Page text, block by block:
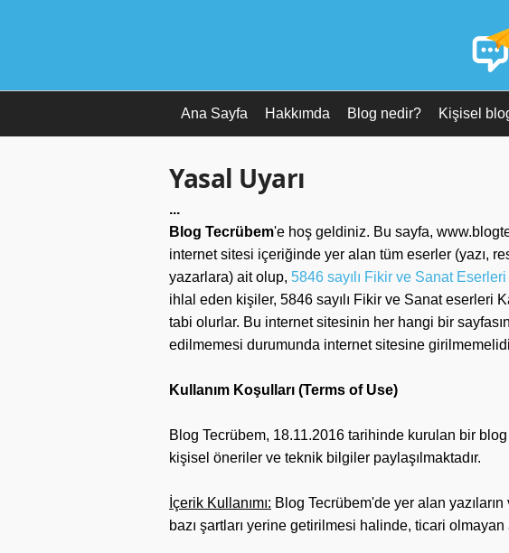
Ana Sayfa Hakkımda Blog nedir? Kişisel
Yasal Uyarı
...
Blog Tecrübem'e hoş geldiniz. Bu sayfa,
internet sitesi içeriğinde yer alan tüm eserler (yazı,
yazarlara) ait olup, 5846 sayılı Fikir ve Sanat
ihlal eden kişiler, 5846 sayılı Fikir ve Sanat eserleri
tabi olurlar. Bu internet sitesinin her hangi bir
edilmemesi durumunda internet sitesine
Kullanım Koşulları (Terms of Use)
Blog Tecrübem, 18.11.2016 tarihinde kurulan bir
kişisel öneriler ve teknik bilgiler paylaşılmaktadır.
İçerik Kullanımı: Blog Tecrübem'de yer alan yazıların
bazı şartları yerine getirilmesi halinde, ticari olmayan